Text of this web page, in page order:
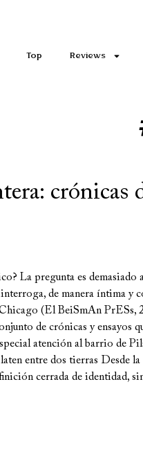
Top Reviews
crónicas
La pregunta es demasiado
interroga, de manera íntima
(El BeiSmAn PrESs,
de crónicas y ensayos
atención al barrio de
entre dos tierras Desde
cerrada de identidad,